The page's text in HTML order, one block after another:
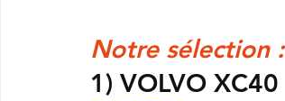
Notre sélection :
1) VOLVO XC40